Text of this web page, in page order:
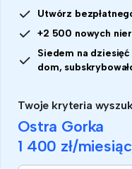
Utwórz
+2 500 nowych
Siedem na
dom,
Twoje kryteria
Ostra Gorka
1 400 zł/